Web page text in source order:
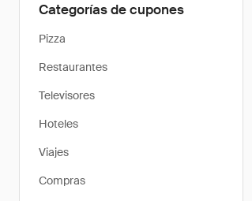
Categorías de cupones
Pizza
Restaurantes
Televisores
Hoteles
Viajes
Compras